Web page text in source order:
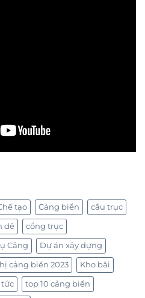
tạo Cảng biển cầu trục
dê cổng trục
Cảng Dự án xây dựng
cảng biển 2023 Kho bãi
tức top 10 cảng biển